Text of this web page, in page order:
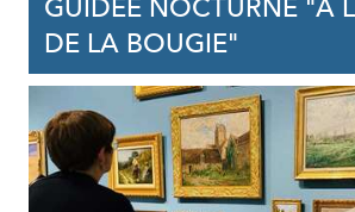
GUIDÉE NOCTURNE "À
DE LA BOUGIE"